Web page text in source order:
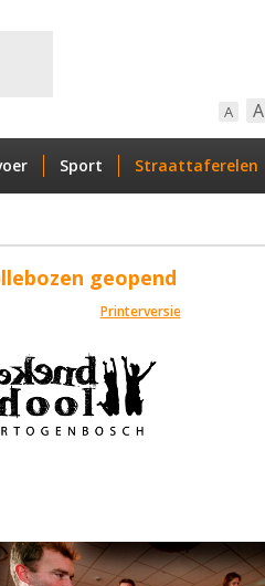
A A
Sport Straattaferelen
geopend
Printerversie